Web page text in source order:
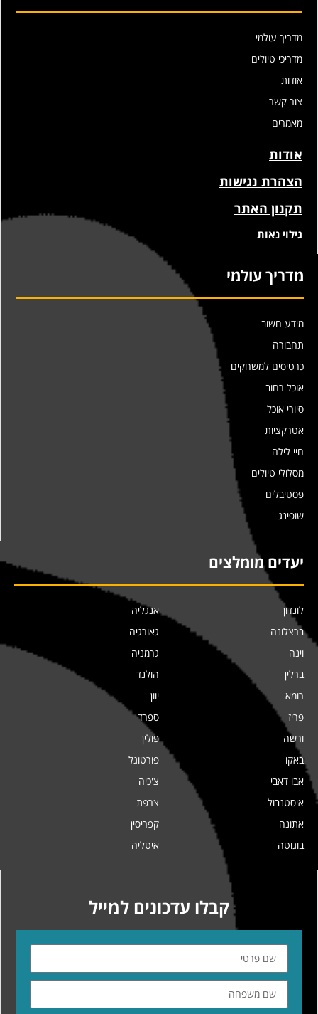
מדריך עולמי
מדריכי טיולים
אודות
צור קשר
מאמרים
אודות
הצהרת נגישות
תקנון האתר
גילוי נאות
מדריך עולמי
מידע חשוב
תחבורה
כרטיסים למשחקים
אוכל רחוב
סיורי אוכל
אטרקציות
חיי לילה
מסלולי טיולים
פסטיבלים
שופינג
יעדים מומלצים
לונדון
ברצלונה
וינה
ברלין
רומא
פריז
ורשה
באקו
אבו דאבי
איסטנבול
אתונה
בוגוטה
אנגליה
גאורגיה
גרמניה
הולנד
יוון
ספרד
פולין
פורטוגל
צ'כיה
צרפת
קפריסין
איטליה
קבלו עדכונים למייל